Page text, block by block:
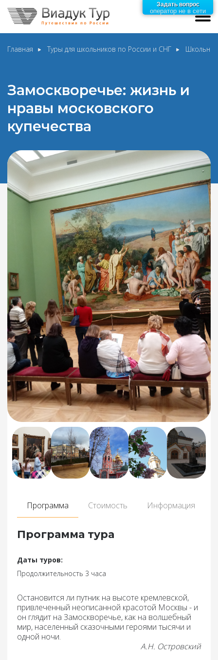
Главная Туры для школьников по России и СНГ
Замоскворечье: жизнь и
нравы московского
купечества
Программа Стоимость Информация
Программа тура
Даты туров:
Продолжительность 3 часа
Остановится ли путник на высоте кремлевской,
привлеченный неописанной красотой Москвы - и
он глядит на Замоскворечье, как на волшебный
мир, населенный сказочными героями тысячи и
одной ночи.
А.Н. Островский
Задать вопрос
оператор не в сети